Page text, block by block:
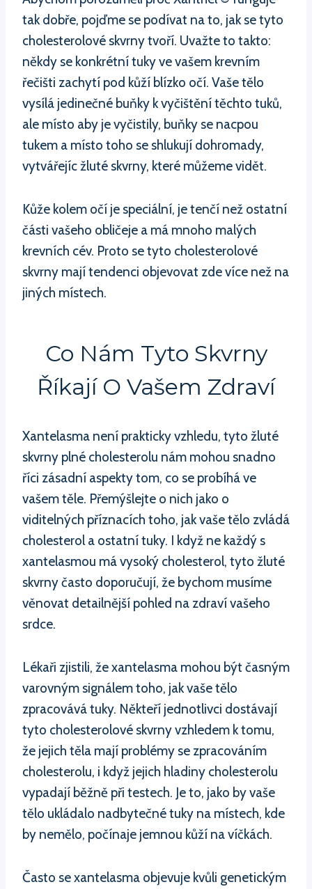
tak dobře, pojďme se podívat na to, jak se tyto
cholesterolové skvrny tvoří. Uvažte to takto:
někdy se konkrétní tuky ve vašem krevním
řečišti zachytí pod kůží blízko očí. Vaše tělo
vysílá jedinečné buňky k vyčištění těchto tuků,
ale místo aby je vyčistily, buňky se nacpou
tukem a místo toho se shlukují dohromady,
vytvářejíc žluté skvrny, které můžeme vidět.
Kůže kolem očí je speciální, je tenčí než ostatní
části vašeho obličeje a má mnoho malých
krevních cév. Proto se tyto cholesterolové
skvrny mají tendenci objevovat zde více než na
jiných místech.
Co Nám Tyto Skvrny
Říkají O Vašem Zdraví
Xantelasma není prakticky vzhledu, tyto žluté
skvrny plné cholesterolu nám mohou snadno
říci zásadní aspekty tom, co se probíhá ve
vašem těle. Přemýšlejte o nich jako o
viditelných příznacích toho, jak vaše tělo zvládá
cholesterol a ostatní tuky. I když ne každý s
xantelasmou má vysoký cholesterol, tyto žluté
skvrny často doporučují, že bychom musíme
věnovat detailnější pohled na zdraví vašeho
srdce.
Lékaři zjistili, že xantelasma mohou být časným
varovným signálem toho, jak vaše tělo
zpracovává tuky. Někteří jednotlivci dostávají
tyto cholesterolové skvrny vzhledem k tomu,
že jejich těla mají problémy se zpracováním
cholesterolu, i když jejich hladiny cholesterolu
vypadají běžně při testech. Je to, jako by vaše
tělo ukládalo nadbytečné tuky na místech, kde
by nemělo, počínaje jemnou kůží na víčkách.
Často se xantelasma objevuje kvůli genetickým